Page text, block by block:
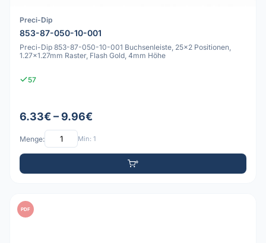
Preci-Dip
853-87-050-10-001
Preci-Dip 853-87-050-10-001 Buchsenleiste, 25x2 Positionen,
1.27x1.27mm Raster, Flash Gold, 4mm Höhe
57
6.33€ – 9.96€
Menge: Min: 1
PDF